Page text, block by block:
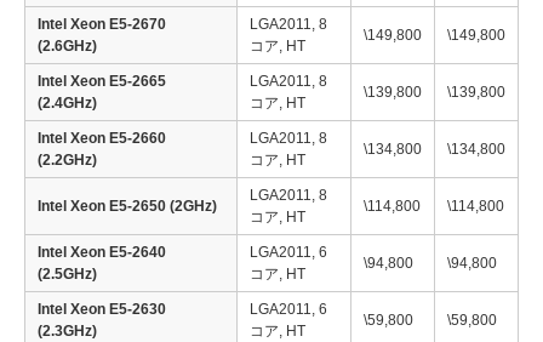
Intel Xeon E5-2670
(2.6GHz)
LGA2011, 8
コア, HT
\149,800 \149,800
Intel Xeon E5-2665
(2.4GHz)
LGA2011, 8
コア, HT
\139,800 \139,800
Intel Xeon E5-2660
(2.2GHz)
LGA2011, 8
コア, HT
\134,800 \134,800
Intel Xeon E5-2650 (2GHz)
LGA2011, 8
コア, HT
\114,800 \114,800
Intel Xeon E5-2640
(2.5GHz)
LGA2011, 6
コア, HT
\94,800 \94,800
Intel Xeon E5-2630
(2.3GHz)
LGA2011, 6
コア, HT
\59,800 \59,800